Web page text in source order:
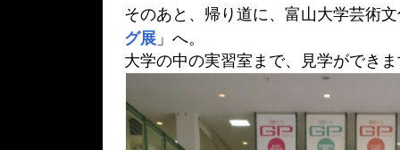
そのあと、帰り道に、富山大学芸術
グ展 」へ。
大学の中の実習室まで、見学ができ